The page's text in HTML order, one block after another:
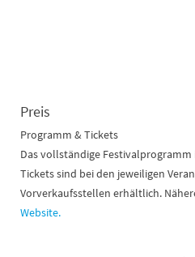
Preis
Programm & Tickets
Das vollständige
Tickets sind bei den jeweiligen
Vorverkaufsstellen erhältlich.
Website.